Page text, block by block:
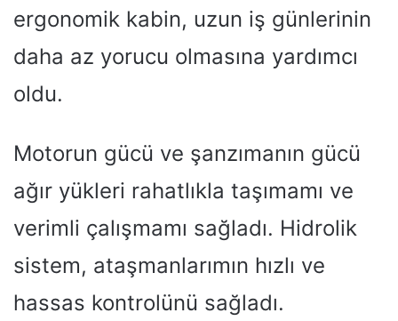
ergonomik kabin, uzun iş günlerinin
daha az yorucu olmasına yardımcı
oldu.
Motorun gücü ve şanzımanın gücü
ağır yükleri rahatlıkla taşımamı ve
verimli çalışmamı sağladı. Hidrolik
sistem, ataşmanlarımın hızlı ve
hassas kontrolünü sağladı.